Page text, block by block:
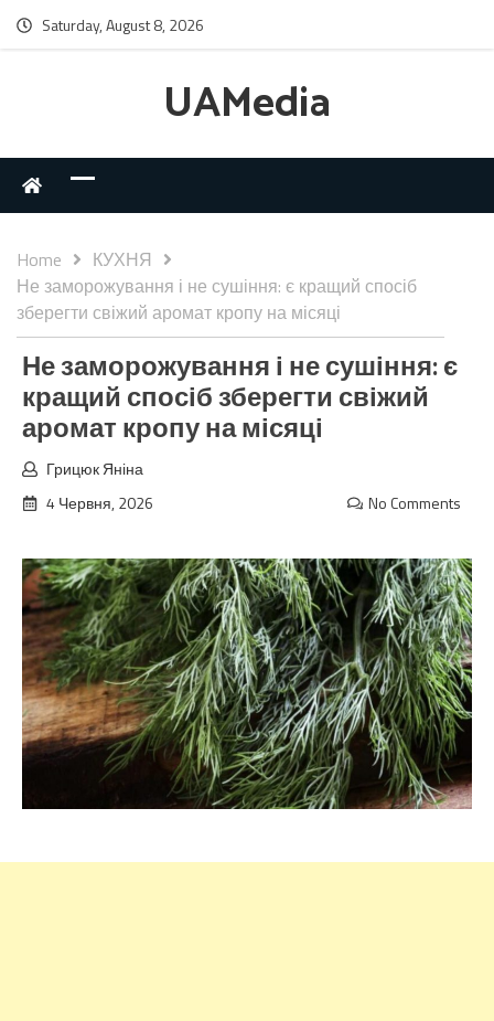
Saturday, August 8, 2026
UAMedia
Home
КУХНЯ
Не заморожування і не сушіння: є кращий спосіб
зберегти свіжий аромат кропу на місяці
Не заморожування і не сушіння: є
кращий спосіб зберегти свіжий
аромат кропу на місяці
Грицюк Яніна
4 Червня, 2026
No Comments